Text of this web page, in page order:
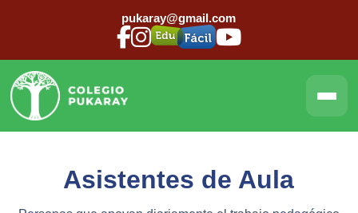
pukaray@gmail.com
Asistentes de Aula